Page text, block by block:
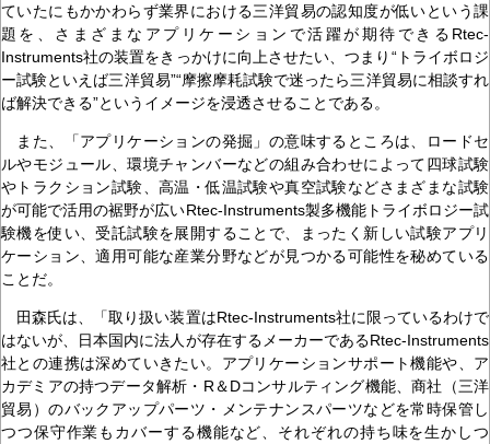
ていたにもかかわらず業界における三洋貿易の認知度が低いという課
題を、さまざまなアプリケーションで活躍が期待できるRtec-
Instruments社の装置をきっかけに向上させたい、つまり“トライボロジ
ー試験といえば三洋貿易”“摩擦摩耗試験で迷ったら三洋貿易に相談すれ
ば解決できる”というイメージを浸透させることである。
また、「アプリケーションの発掘」の意味するところは、ロードセ
ルやモジュール、環境チャンバーなどの組み合わせによって四球試験
やトラクション試験、高温・低温試験や真空試験などさまざまな試験
が可能で活用の裾野が広いRtec-Instruments製多機能トライボロジー試
験機を使い、受託試験を展開することで、まったく新しい試験アプリ
ケーション、適用可能な産業分野などが見つかる可能性を秘めている
ことだ。
田森氏は、「取り扱い装置はRtec-Instruments社に限っているわけで
はないが、日本国内に法人が存在するメーカーであるRtec-Instruments
社との連携は深めていきたい。アプリケーションサポート機能や、ア
カデミアの持つデータ解析・R＆Dコンサルティング機能、商社（三洋
貿易）のバックアップパーツ・メンテナンスパーツなどを常時保管し
つつ保守作業もカバーする機能など、それぞれの持ち味を生かしつ